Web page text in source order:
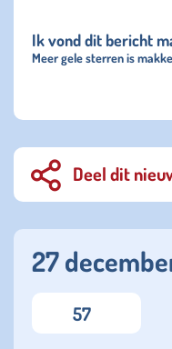
Ik vond dit bericht
Meer gele sterren is
Deel dit
27
57